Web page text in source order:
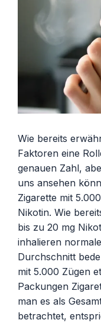
Wie bereits
Faktoren eine
genauen Zahl,
uns ansehen
Zigarette mit
Nikotin. Wie
bis zu 20 mg
inhalieren
Durchschnitt
mit 5.000 Zügen
Packungen
man es als
betrachtet,